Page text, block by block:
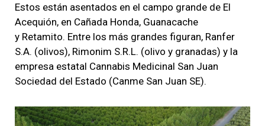
Estos están asentados en el campo grande de El
Acequión, en Cañada Honda, Guanacache
y Retamito. Entre los más grandes figuran, Ranfer
S.A. (olivos), Rimonim S.R.L. (olivo y granadas) y la
empresa estatal Cannabis Medicinal San Juan
Sociedad del Estado (Canme San Juan SE).